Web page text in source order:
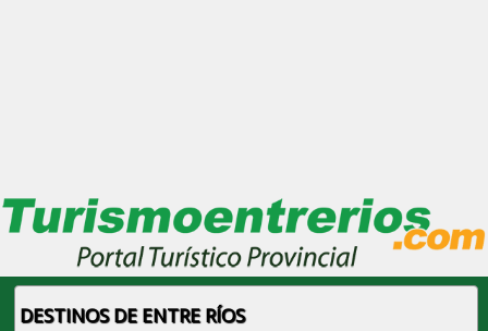
DESTINOS DE ENTRE RÍOS